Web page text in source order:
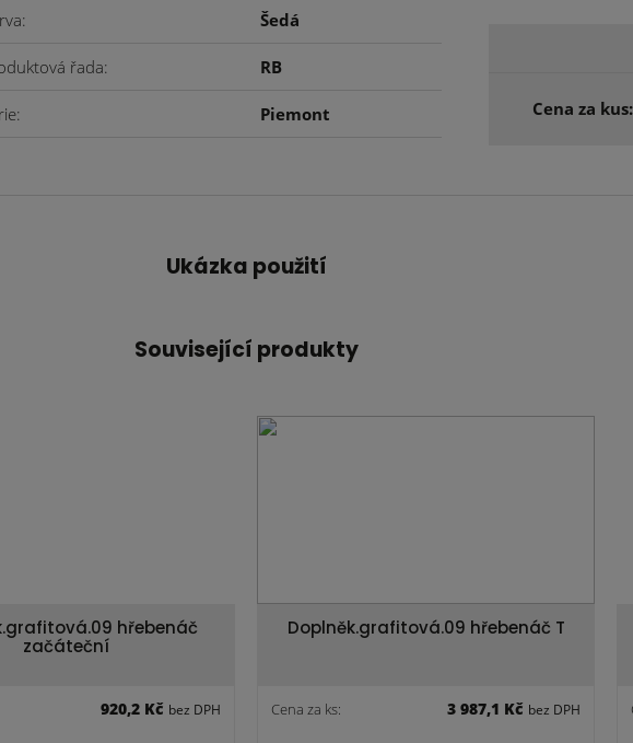
Šedá
řada RB
Piemont Cena za kus:
Ukázka použití
Související produkty
hřebenáč
začáteční
920,2 Kč bez DPH
Doplněk.grafitová.09 hřebenáč T
Cena za ks: 3 987,1 Kč bez DPH